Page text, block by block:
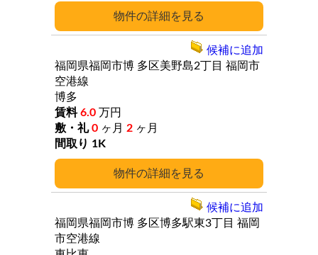
詳細
詳細
福岡県福岡市博 多区美野島2丁目 福岡市
空港線
博多
6.0 万円
0 ヶ月 2 ヶ月
1K
候補に追加
福岡県福岡市博 多区博多駅東3丁目 福岡
市空港線
候補に追加